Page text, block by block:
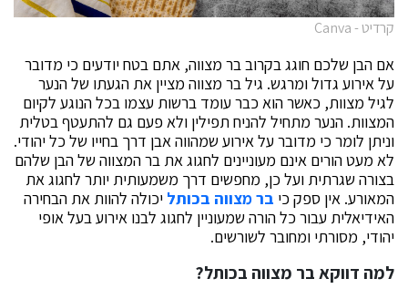
קרדיט - Canva
אם הבן שלכם חוגג בקרוב בר מצווה, אתם בטח יודעים כי מדובר
על אירוע גדול ומרגש. גיל בר מצווה מציין את הגעתו של הנער
לגיל מצוות, כאשר הוא כבר עומד ברשות עצמו בכל הנוגע לקיום
המצוות. הנער מתחיל להניח תפילין ולא פעם גם להתעטף בטלית
וניתן לומר כי מדובר על אירוע שמהווה אבן דרך בחייו של כל יהודי.
לא מעט הורים אינם מעוניינים לחגוג את בר המצווה של הבן שלהם
בצורה שגרתית ועל כן, מחפשים דרך משמעותית יותר לחגוג את
המאורע. אין ספק כי בר מצווה בכותליכולה להוות את הבחירה
האידיאלית עבור כל הורה שמעוניין לחגוג לבנו אירוע בעל אופי
יהודי, מסורתי ומחובר לשורשים.
למה דווקא בר מצווה בכותל?